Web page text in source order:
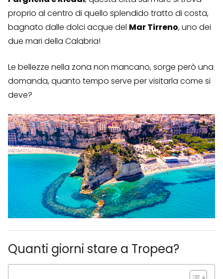
proprio al centro di quello splendido tratto di costa,
bagnato dalle dolci acque del Mar Tirreno, uno dei
due mari della Calabria!
Le bellezze nella zona non mancano, sorge però una
domanda, quanto tempo serve per visitarla come si
deve?
Quanti giorni stare a Tropea?